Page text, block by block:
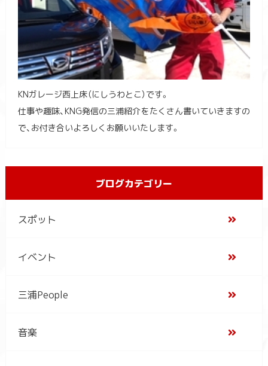
KNガレージ西上床（にしうわとこ）です。
仕事や趣味、KNG発信の三浦紹介をたくさん書いていきますの
で、お付き合いよろしくお願いいたします。
ブログカテゴリー
スポット
イベント
三浦People
音楽